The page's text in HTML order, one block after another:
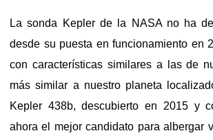
La sonda Kepler de la NASA no ha
desde su puesta en funcionamiento en
con características similares a las de
más similar a nuestro planeta
Kepler 438b, descubierto en 2015 y
ahora el mejor candidato para albergar